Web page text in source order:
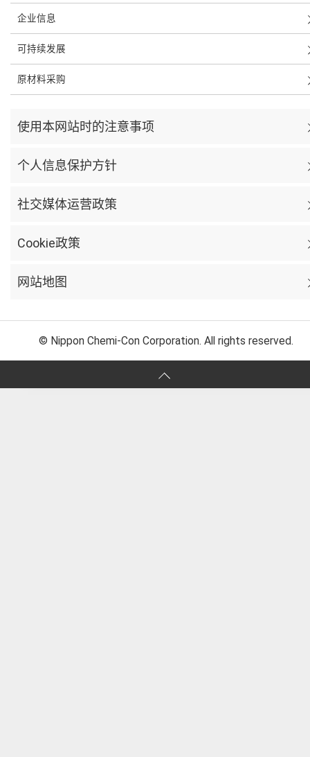
企业信息
可持续发展
原材料采购
使用本网站时的注意事项
个人信息保护方针
社交媒体运营政策
Cookie政策
网站地图
© Nippon Chemi-Con Corporation. All rights reserved.